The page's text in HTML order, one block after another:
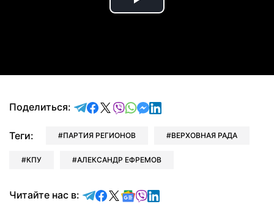
Play
Поделиться: отправить в Telegram
поделиться в Facebook
поделиться в X
отправить в Viber
отправить в Whatsapp
отправить в Messenger
отправить в LinkedIn
Теги: ПАРТИЯ РЕГИОНОВ ВЕРХОВНАЯ РАДА
КПУ АЛЕКСАНДР ЕФРЕМОВ
Читайте нас в: Читайте в Telegram
Читайте в Facebook
Читайте в X
Читайте в Google news
Читайте в Viber
Читайте в LinkedIn